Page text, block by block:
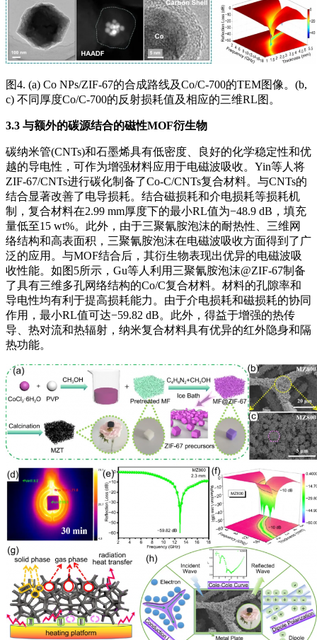
图4. (a) Co NPs/ZIF-67的合成路线及Co/C-700的TEM图像。(b,
c) 不同厚度Co/C-700的反射损耗值及相应的三维RL图。
3.3 与额外的碳源结合的磁性MOF衍生物
碳纳米管(CNTs)和石墨烯具有低密度、良好的化学稳定性和优
越的导电性，可作为增强材料应用于电磁波吸收。Yin等人将
ZIF-67/CNTs进行碳化制备了Co-C/CNTs复合材料。与CNTs的
结合显著改善了电导损耗。结合磁损耗和介电损耗等损耗机
制，复合材料在2.99 mm厚度下的最小RL值为−48.9 dB，填充
量低至15 wt%。此外，由于三聚氰胺泡沫的耐热性、三维网
络结构和高表面积，三聚氰胺泡沫在电磁波吸收方面得到了广
泛的应用。与MOF结合后，其衍生物表现出优异的电磁波吸
收性能。如图5所示，Gu等人利用三聚氰胺泡沫@ZIF-67制备
了具有三维多孔网络结构的Co/C复合材料。材料的孔隙率和
导电性均有利于提高损耗能力。由于介电损耗和磁损耗的协同
作用，最小RL值可达−59.82 dB。此外，得益于增强的热传
导、热对流和热辐射，纳米复合材料具有优异的红外隐身和隔
热功能。